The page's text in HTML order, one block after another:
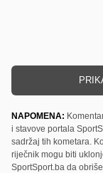
NAPOMENA:
i stavove portala
sadržaj tih kometara.
riječnik mogu biti
SportSport.ba da